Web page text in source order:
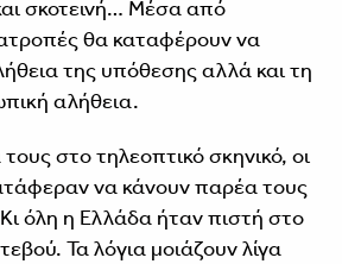
σκοτεινή… Μέσα από
θα καταφέρουν να
της υπόθεσης αλλά και τη
αλήθεια.
στο τηλεοπτικό σκηνικό, οι
να κάνουν παρέα τους
όλη η Ελλάδα ήταν πιστή στο
Τα λόγια μοιάζουν λίγα